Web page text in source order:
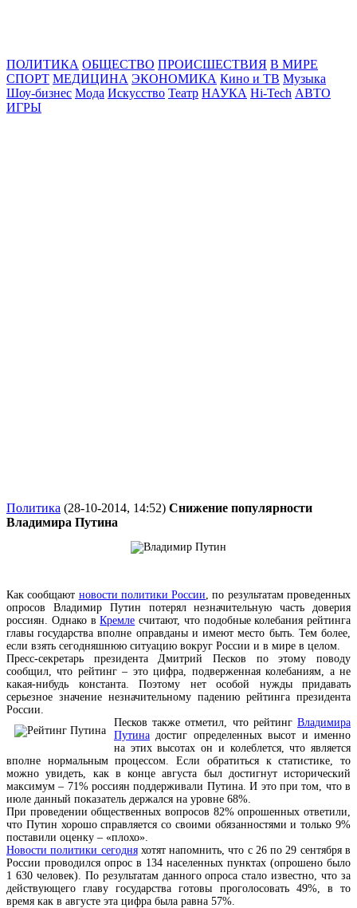
ПОЛИТИКА ОБЩЕСТВО ПРОИСШЕСТВИЯ В МИРЕ
СПОРТ МЕДИЦИНА ЭКОНОМИКА Кино и ТВ Музыка
Шоу-бизнес Мода Искусство Театр НАУКА Hi-Tech АВТО
ИГРЫ
Политика (28-10-2014, 14:52) Снижение популярности
Владимира Путина
Как сообщают новости политики России, по результатам проведенных
опросов Владимир Путин потерял незначительную часть доверия
россиян. Однако вКремле считают, что подобные колебания рейтинга
главы государства вполне оправданы и имеют место быть. Тем более,
если взять сегодняшнюю ситуацию вокруг России и в мире в целом.
Пресс-секретарь президента Дмитрий Песков по этому поводу
сообщил, что рейтинг – это цифра, подверженная колебаниям, а не
какая-нибудь константа. Поэтому нет особой нужды придавать
серьезное значение незначительному падению рейтинга президента
России.
Песков также отметил, что рейтинг Владимира
Путина достиг определенных высот и именно
на этих высотах он и колеблется, что является
вполне нормальным процессом. Если обратиться к статистике, то
можно увидеть, как в конце августа был достигнут исторический
максимум – 71% россиян поддерживали Путина. И это при том, что в
июле данный показатель держался на уровне 68%.
При проведении общественных вопросов 82% опрошенных ответили,
что Путин хорошо справляется со своими обязанностями и только 9%
поставили оценку – «плохо».
Новости политики сегодняхотят напомнить, что с 26 по 29 сентября в
России проводился опрос в 134 населенных пунктах (опрошено было
1 630 человек). По результатам данного опроса стало известно, что за
действующего главу государства готовы проголосовать 49%, в то
время как в августе эта цифра была равна 57%.